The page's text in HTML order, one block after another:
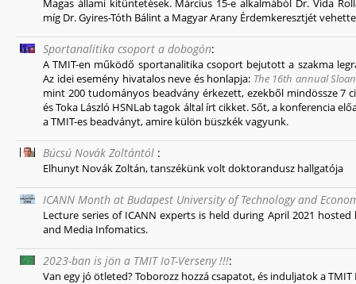
Magas állami kitüntetések. Március 15-e alkalmából Dr. Vida
míg Dr. Gyires-Tóth Bálint a Magyar Arany Érdemkeresztjét
Sportanalitika csoport a dobogón:
A TMIT-en működő sportanalitika csoport bejutott a szakma
Az idei esemény hivatalos neve és honlapja: The 16th annual
mint 200 tudományos beadvány érkezett, ezekből mindössze 7
és Toka László HSNLab tagok által írt cikket. Sőt, a konferencia
a TMIT-es beadványt, amire külön büszkék vagyunk.
Búcsú Novák Zoltántól :
Elhunyt Novák Zoltán, tanszékünk volt doktorandusz hallgatója
ICANN Month at Budapest University of Technology and
Lecture series of ICANN experts is held during April 2021
and Media Infomatics.
2023-ban is jön a TMIT IoT-Verseny !!!:
Van egy jó ötleted? Toborozz hozzá csapatot, és induljatok a